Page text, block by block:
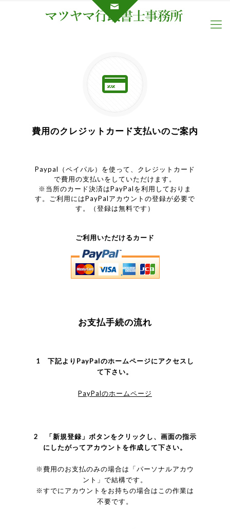
費用のクレジットカード支払いのご案内
Paypal（ペイパル）を使って、クレジットカード
で費用の支払いをしていただけます。
※当所のカード決済はPayPalを利用しておりま
す。ご利用にはPayPalアカウントの登録が必要で
す。（登録は無料です）
ご利用いただけるカード
お支払手続の流れ
1 下記よりPayPalのホームページにアクセスし
て下さい。
PayPalのホームページ
2 「新規登録」ボタンをクリックし、画面の指示
にしたがってアカウントを作成して下さい。
※費用のお支払のみの場合は「パーソナルアカウ
ント」で結構です。
※すでにアカウントをお持ちの場合はこの作業は
不要です。